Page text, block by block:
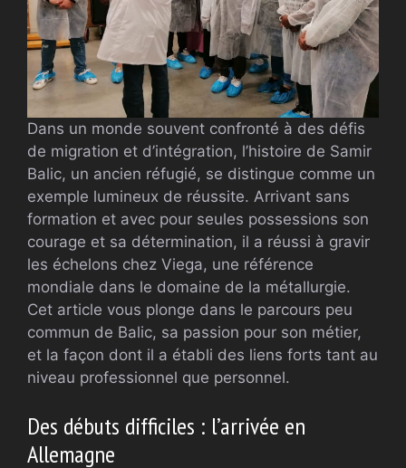
Dans un monde souvent confronté à des défis
de migration et d’intégration, l’histoire de Samir
Balic, un ancien réfugié, se distingue comme un
exemple lumineux de réussite. Arrivant sans
formation et avec pour seules possessions son
courage et sa détermination, il a réussi à gravir
les échelons chez Viega, une référence
mondiale dans le domaine de la métallurgie.
Cet article vous plonge dans le parcours peu
commun de Balic, sa passion pour son métier,
et la façon dont il a établi des liens forts tant au
niveau professionnel que personnel.
Des débuts difficiles : l’arrivée en
Allemagne